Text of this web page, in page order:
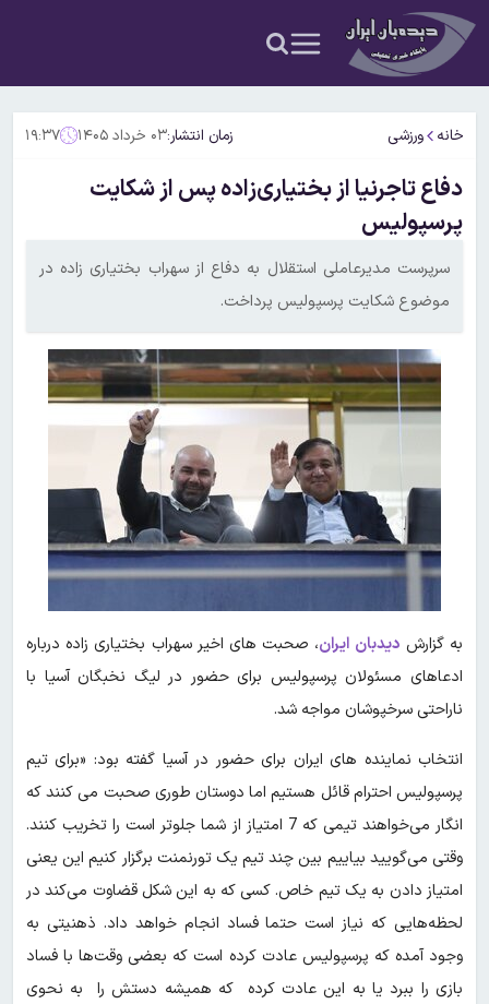
خانه ورزشی زمان انتشار:۰۳ خرداد ۱۴۰۵ ۱۹:۳۷
دفاع تاجرنیا از بختیاری‌زاده پس از شکایت
پرسپولیس
سرپرست مدیرعاملی استقلال به دفاع از سهراب بختیاری زاده در
موضوع شکایت پرسپولیس پرداخت.
به گزارش دیدبان ایران، صحبت های اخیر سهراب بختیاری زاده درباره
ادعاهای مسئولان پرسپولیس برای حضور در لیگ نخبگان آسیا با
ناراحتی سرخپوشان مواجه شد.
انتخاب نماینده های ایران برای حضور در آسیا گفته بود: «برای تیم
پرسپولیس احترام قائل هستیم اما دوستان طوری صحبت می کنند که
انگار می‌خواهند تیمی که 7 امتیاز از شما جلوتر است را تخریب کنند.
وقتی می‌گویید بیاییم بین چند تیم یک تورنمنت برگزار کنیم این یعنی
امتیاز دادن به یک تیم خاص. کسی که به این شکل قضاوت می‌کند در
لحظه‌هایی که نیاز است حتما فساد انجام خواهد داد. ذهنیتی به
وجود آمده که پرسپولیس عادت کرده است که بعضی وقت‌ها با فساد
بازی را ببرد یا به این عادت کرده که همیشه دستش را به نحوی